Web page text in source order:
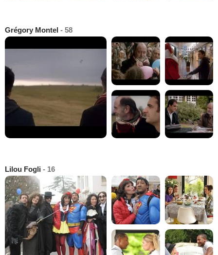
Grégory Montel - 58
Lilou Fogli - 16